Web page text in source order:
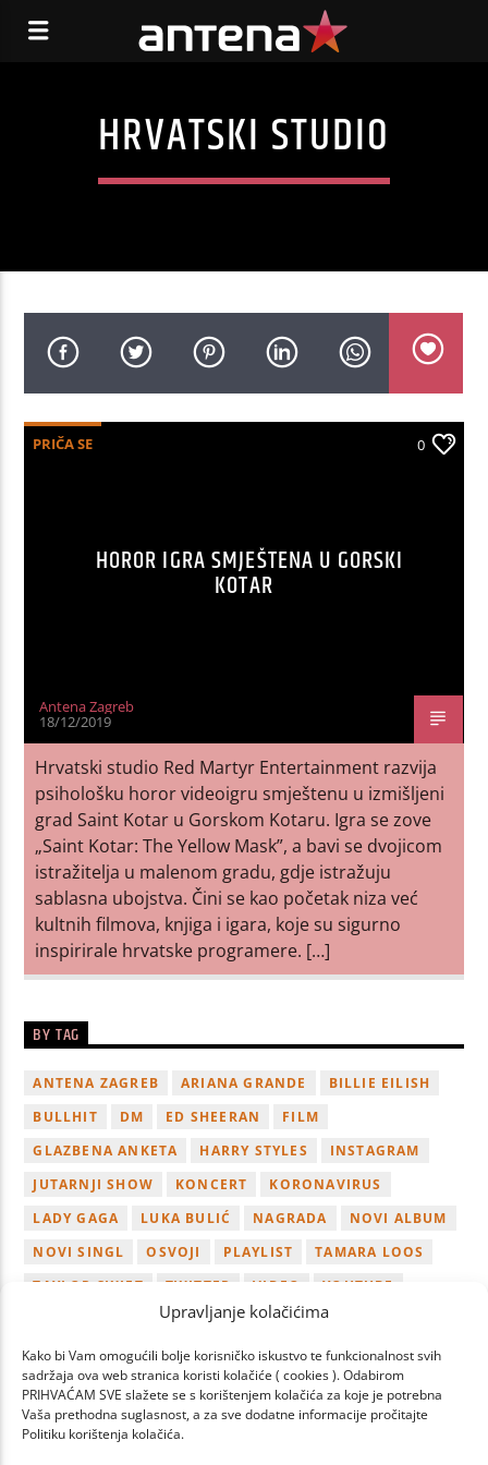
Upravljanje kolačićima
Kako bi Vam omogućili bolje korisničko iskustvo te funkcionalnost svih
sadržaja ova web stranica koristi kolačiće ( cookies ). Odabirom
PRIHVAĆAM SVE slažete se s korištenjem kolačića za koje je potrebna
Vaša prethodna suglasnost, a za sve dodatne informacije pročitajte
Politiku korištenja kolačića.
HRVATSKI STUDIO
PRIČA SE 0
HOROR IGRA SMJEŠTENA U GORSKI
KOTAR
Antena Zagreb
18/12/2019
Hrvatski studio Red Martyr Entertainment razvija
psihološku horor videoigru smještenu u izmišljeni
grad Saint Kotar u Gorskom Kotaru. Igra se zove
„Saint Kotar: The Yellow Mask”, a bavi se dvojicom
istražitelja u malenom gradu, gdje istražuju
sablasna ubojstva. Čini se kao početak niza već
kultnih filmova, knjiga i igara, koje su sigurno
inspirirale hrvatske programere. […]
BY TAG
ANTENA ZAGREB ARIANA GRANDE
BILLIE EILISH
BULLHIT
DM ED SHEERAN
FILM
GLAZBENA ANKETA
HARRY STYLES
INSTAGRAM
JUTARNJI SHOW
KONCERT
KORONAVIRUS
LADY GAGA
LUKA BULIĆ NAGRADA
NOVI ALBUM
NOVI SINGL
OSVOJI PLAYLIST
TAMARA LOOS
TAYLOR SWIFT
TWITTER VIDEO
YOUTUBE